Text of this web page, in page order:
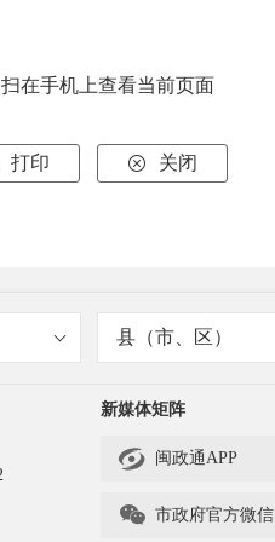
在手机上查看当前页面
打印  关闭
县（市、区）
新媒体矩阵
 闽政通APP
 市政府官方微信